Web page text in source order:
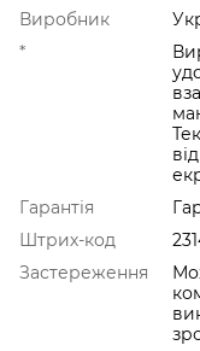
Виробник
*
Гарантія
Штрих-код
Застереження